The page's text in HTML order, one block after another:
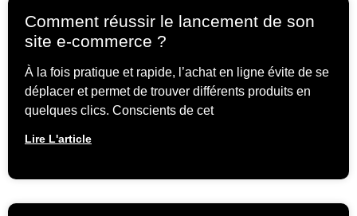
Comment réussir le lancement de son
site e-commerce ?
À la fois pratique et rapide, l’achat en ligne évite de se
déplacer et permet de trouver différents produits en
quelques clics. Conscients de cet
Lire L'article